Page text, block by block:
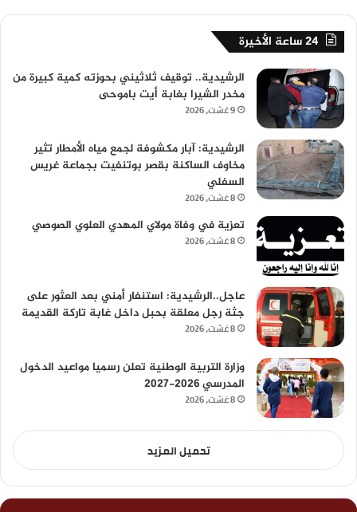
24 ساعة الأخيرة
الرشيدية.. توقيف ثلاثيني بحوزته كمية كبيرة من
مخدر الشيرا بغابة أيت باموحى
9 غشت، 2026
الرشيدية: آبار مكشوفة لجمع مياه الأمطار تثير
مخاوف الساكنة بقصر بوتنفيت بجماعة غريس
السفلي
8 غشت، 2026
تعزية في وفاة مولاي المهدي العلوي الصوصي
8 غشت، 2026
عاجل..الرشيدية: استنفار أمني بعد العثور على
جثة رجل معلقة بحبل داخل غابة تاركة القديمة
8 غشت، 2026
وزارة التربية الوطنية تعلن رسميا مواعيد الدخول
المدرسي 2026-2027
8 غشت، 2026
تحميل المزيد